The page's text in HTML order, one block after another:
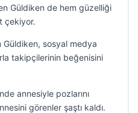
Güldiken de hem güzelliği
çekiyor.
Güldiken, sosyal medya
takipçilerinin beğenisini
annesiyle pozlarını
görenler şaştı kaldı.